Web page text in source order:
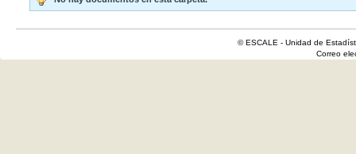
© ESCALE - Unidad de
Correo